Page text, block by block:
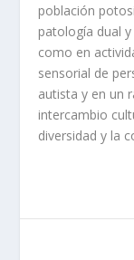
población
patología dual
como en
sensorial de
autista y en un
intercambio
diversidad y la